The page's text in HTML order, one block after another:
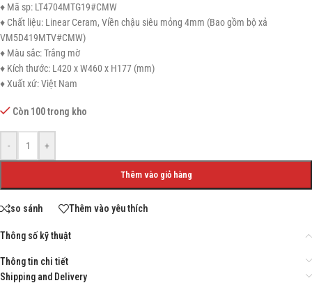
♦ Mã sp: LT4704MTG19#CMW
♦ Chất liệu: Linear Ceram, Viền chậu siêu mỏng 4mm (Bao gồm bộ xả
VM5D419MTV#CMW)
♦ Màu sắc: Trắng mờ
♦ Kích thước: L420 x W460 x H177 (mm)
♦ Xuất xứ: Việt Nam
Còn 100 trong kho
- +
Thêm vào giỏ hàng
so sánh Thêm vào yêu thích
Thông số kỹ thuật
Thông tin chi tiết
Shipping and Delivery